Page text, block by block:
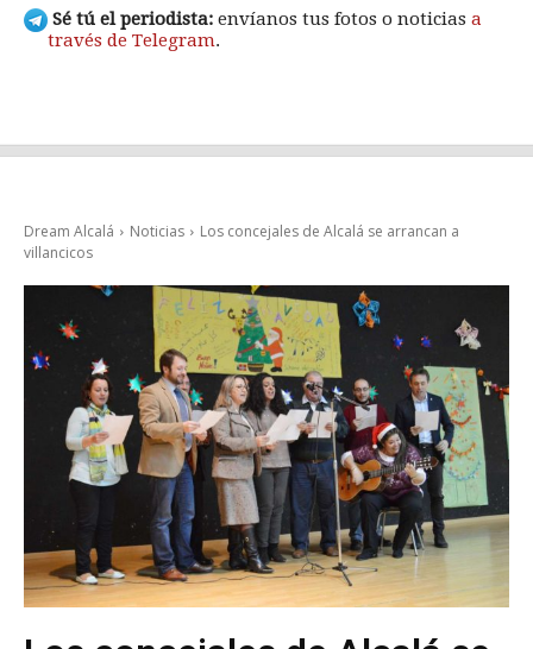
Sé tú el periodista: envíanos tus fotos o noticias a
través de Telegram.